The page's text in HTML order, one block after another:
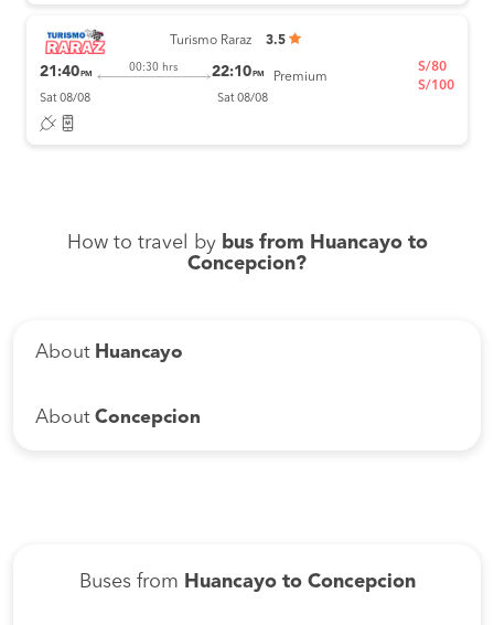
Turismo Raraz 3.5
21:40 PM
00:30 hrs 22:10 PM
Sat 08/08 Sat 08/08
Premium
S/80
S/100
How to travel by bus from Huancayo to
Concepcion?
About Huancayo
About Concepcion
Buses from Huancayo to Concepcion